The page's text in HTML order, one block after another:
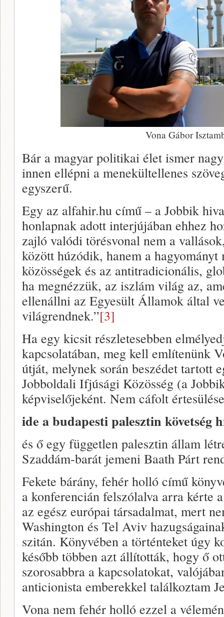
Vona Gábor
Bár a magyar politikai élet ismer
innen ellépni a menekültellenes
egyszerű.
Egy az alfahir.hu című – a Jobbik
honlapnak adott interjújában ehhez
zajló valódi törésvonal nem a
között húzódik, hanem a
közösségek és az antitradicionális,
ha megnézzük, az iszlám világ az,
ellenállni az Egyesült Államok által
világrendnek.”[3]
Ha egy kicsit részletesebben
kapcsolatában, meg kell említenünk
útját, melynek során beszédet tartott
Jobboldali Ifjúsági Közösség (a
képviselőjeként. Nem cáfolt
ide a budapesti palesztin követség
és ő egy független palesztin állam
Szaddám-barát jemeni Baath Párt
Fekete bárány, fehér holló című
a konferencián felszólalva arra kérte
az egész európai társadalmat, mert
Washington és Tel Aviv
szitán. Könyvében a történteket úgy
később többen azt állították, hogy ő
szorosabbra a kapcsolatokat,
anticionista emberekkel találkoztam
Vona nem fehér holló ezzel a